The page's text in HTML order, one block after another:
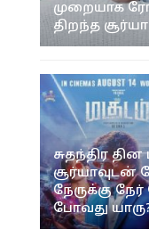
முறையாக
திறந்த
சுதந்திர
சூர்யாவுடன்
நேருக்கு
போவது